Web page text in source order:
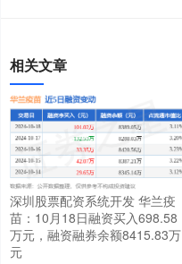
相关文章
深圳股票配资系统开发 华兰疫
苗：10月18日融资买入698.58
万元，融资融券余额8415.83万
元